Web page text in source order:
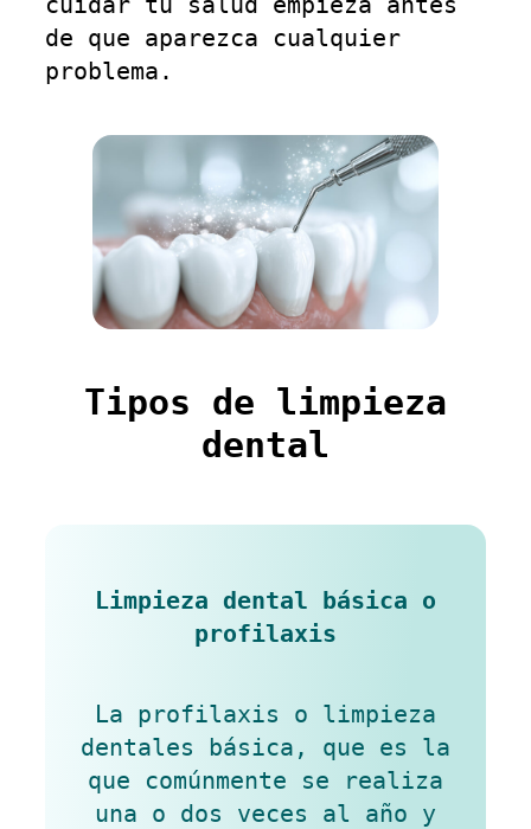
de que aparezca cualquier
problema.
Tipos de limpieza
dental
Limpieza dental básica o
profilaxis
La profilaxis o limpieza
dentales básica, que es la
que comúnmente se realiza
una o dos veces al año y